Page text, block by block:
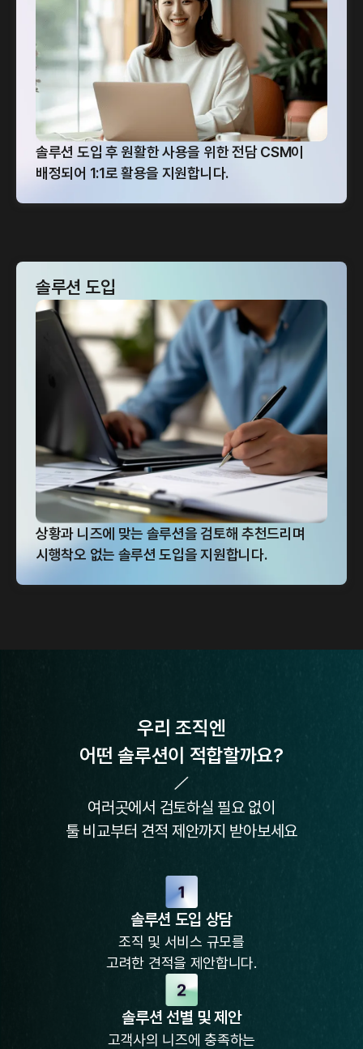
솔루션 도입 후 원활한 사용을 위한 전담 CSM이
배정되어 1:1로 활용을 지원합니다.
솔루션 도입
상황과 니즈에 맞는 솔루션을 검토해 추천드리며
시행착오 없는 솔루션 도입을 지원합니다.
우리 조직엔
어떤 솔루션이 적합할까요?
여러곳에서 검토하실 필요 없이
툴 비교부터 견적 제안까지 받아보세요
솔루션 도입 상담
조직 및 서비스 규모를
고려한 견적을 제안합니다.
솔루션 선별 및 제안
고객사의 니즈에 충족하는